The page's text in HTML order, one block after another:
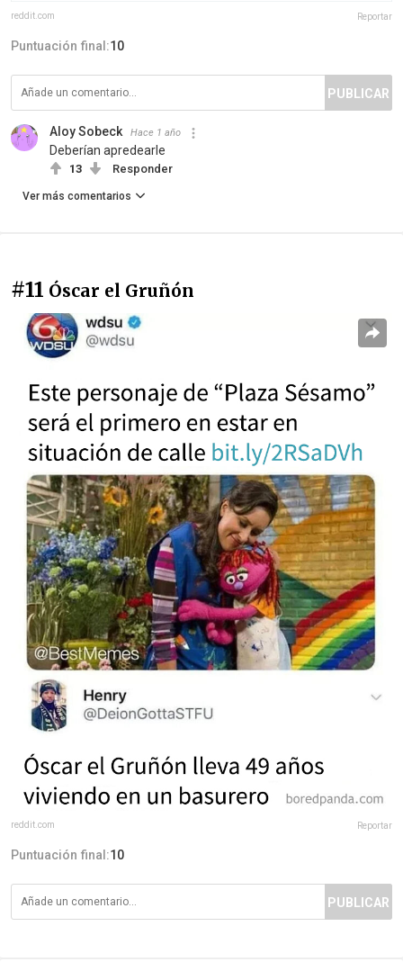
reddit.com Reportar
Puntuación final:10
PUBLICAR
Aloy Sobeck Hace 1 año
Deberían apredearle
13 Responder
Ver más comentarios
#11 Óscar el Gruñón
reddit.com Reportar
Puntuación final:10
PUBLICAR